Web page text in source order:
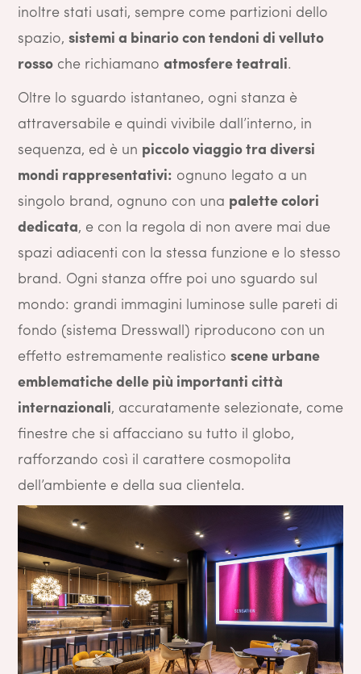
inoltre stati usati, sempre come partizioni dello
spazio, sistemi a binario con tendoni di velluto
rossoche richiamano atmosfere teatrali.
Oltre lo sguardo istantaneo, ogni stanza è
attraversabile e quindi vivibile dall’interno, in
sequenza, ed è un piccolo viaggio tra diversi
mondi rappresentativi: ognuno legato a un
singolo brand, ognuno con una palette colori
dedicata, e con la regola di non avere mai due
spazi adiacenti con la stessa funzione e lo stesso
brand. Ogni stanza offre poi uno sguardo sul
mondo: grandi immagini luminose sulle pareti di
fondo (sistema Dresswall) riproducono con un
effetto estremamente realistico scene urbane
emblematiche delle più importanti città
internazionali, accuratamente selezionate, come
finestre che si affacciano su tutto il globo,
rafforzando così il carattere cosmopolita
dell’ambiente e della sua clientela.